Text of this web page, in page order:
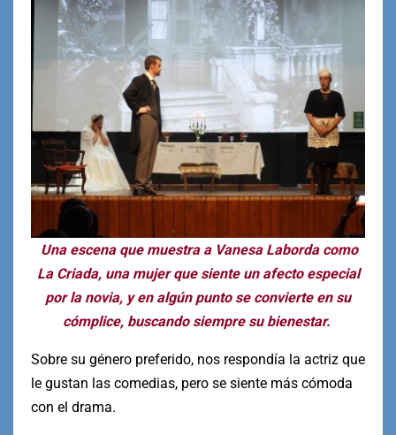
Una escena que muestra a Vanesa Laborda como
La Criada, una mujer que siente un afecto especial
por la novia, y en algún punto se convierte en su
cómplice, buscando siempre su bienestar.
Sobre su género preferido, nos respondía la actriz que
le gustan las comedias, pero se siente más cómoda
con el drama.